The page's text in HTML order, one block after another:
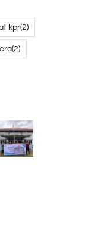
kpr(2)
(2)